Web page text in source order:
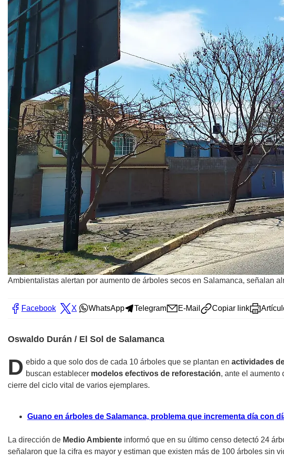
Ambientalistas alertan por aumento de árboles secos en Salamanca, señalan
Facebook X WhatsApp Telegram E-Mail Copiar link
Oswaldo Durán / El Sol de Salamanca
D ebido a que solo dos de cada 10 árboles que se plantan en actividades
buscan establecer modelos efectivos de reforestación, ante el aumento
cierre del ciclo vital de varios ejemplares.
Guano en árboles de Salamanca, problema que incrementa día con
La dirección de Medio Ambiente informó que en su último censo detectó 24
señalaron que la cifra es mayor y estiman que existen más de 100 árboles sin